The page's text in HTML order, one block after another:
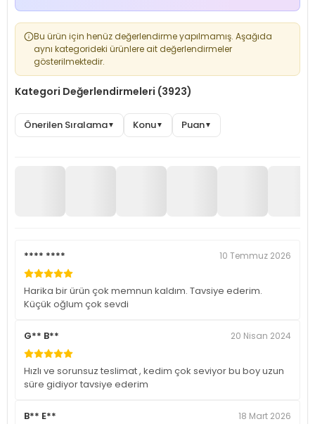
Bu ürün için henüz değerlendirme yapılmamış. Aşağıda
aynı kategorideki ürünlere ait değerlendirmeler
gösterilmektedir.
Kategori Değerlendirmeleri (3923)
Önerilen Sıralama▼ Konu▼ Puan▼
**** **** 10 Temmuz 2026
Harika bir ürün çok memnun kaldım. Tavsiye ederim.
Küçük oğlum çok sevdi
G** B** 20 Nisan 2024
Hızlı ve sorunsuz teslimat , kedim çok seviyor bu boy uzun
süre gidiyor tavsiye ederim
B** E** 18 Mart 2026